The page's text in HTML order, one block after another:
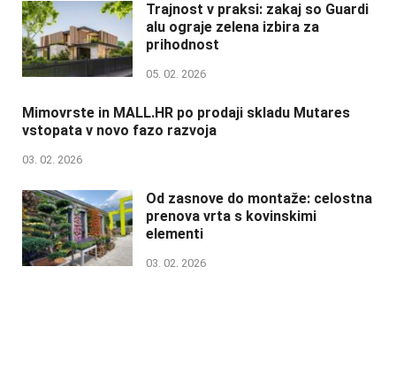
Trajnost v praksi: zakaj so Guardi
alu ograje zelena izbira za
prihodnost
05. 02. 2026
Mimovrste in MALL.HR po prodaji skladu Mutares
vstopata v novo fazo razvoja
03. 02. 2026
Od zasnove do montaže: celostna
prenova vrta s kovinskimi
elementi
03. 02. 2026